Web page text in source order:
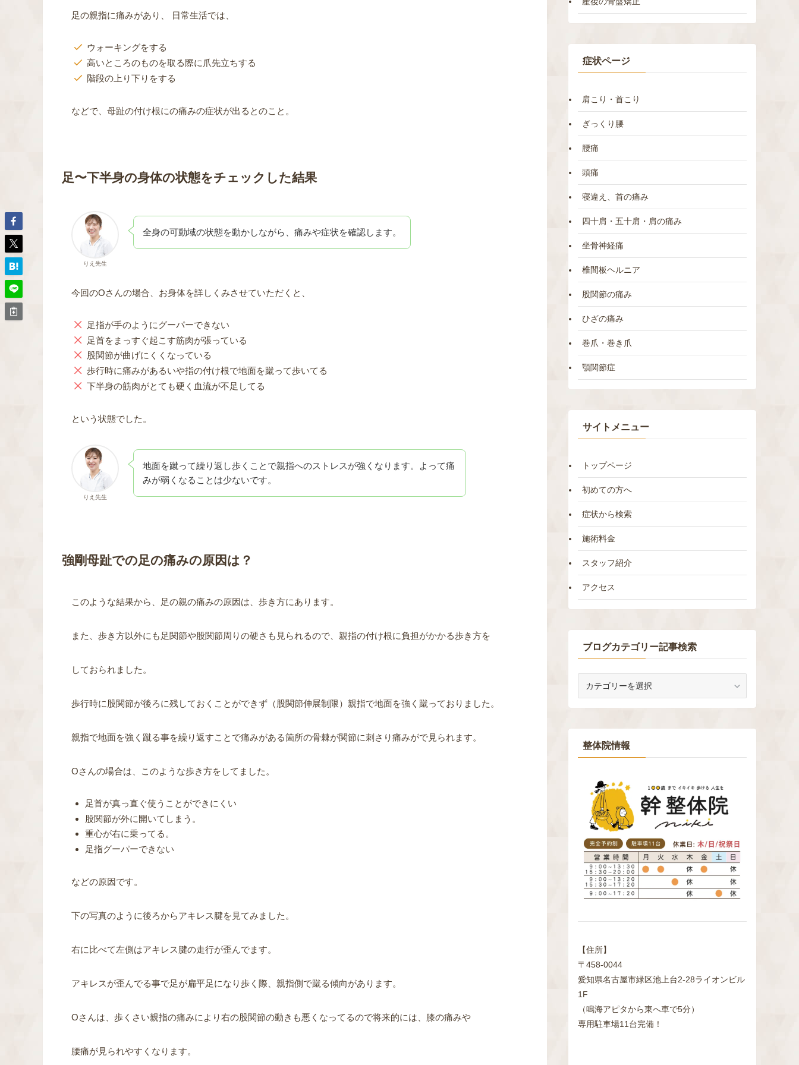
足の親指に痛みがあり、 日常生活では、
ウォーキングをする
高いところのものを取る際に爪先立ちする
階段の上り下りをする
などで、母趾の付け根にの痛みの症状が出るとのこと。
足〜下半身の身体の状態をチェックした結果
りえ先生
全身の可動域の状態を動かしながら、痛みや症状を確認します。
今回のOさんの場合、お身体を詳しくみさせていただくと、
足指が手のようにグーパーできない
足首をまっすぐ起こす筋肉が張っている
股関節が曲げにくくなっている
歩行時に痛みがあるいや指の付け根で地面を蹴って歩いてる
下半身の筋肉がとても硬く血流が不足してる
という状態でした。
りえ先生
地面を蹴って繰り返し歩くことで親指へのストレスが強くなります。よって痛
みが弱くなることは少ないです。
強剛母趾での足の痛みの原因は？
このような結果から、足の親の痛みの原因は、歩き方にあります。
また、歩き方以外にも足関節や股関節周りの硬さも見られるので、親指の付け根に負担がかかる歩き方を
しておられました。
歩行時に股関節が後ろに残しておくことができず（股関節伸展制限）親指で地面を強く蹴っておりました。
親指で地面を強く蹴る事を繰り返すことで痛みがある箇所の骨棘が関節に刺さり痛みがで見られます。
Oさんの場合は、このような歩き方をしてました。
足首が真っ直ぐ使うことができにくい
股関節が外に開いてしまう。
重心が右に乗ってる。
足指グーパーできない
などの原因です。
下の写真のように後ろからアキレス腱を見てみました。
右に比べて左側はアキレス腱の走行が歪んでます。
アキレスが歪んでる事で足が扁平足になり歩く際、親指側で蹴る傾向があります。
Oさんは、歩くさい親指の痛みにより右の股関節の動きも悪くなってるので将来的には、膝の痛みや
腰痛が見られやすくなります。
症状ページ
肩こり・首こり
ぎっくり腰
腰痛
頭痛
寝違え、首の痛み
四十肩・五十肩・肩の痛み
坐骨神経痛
椎間板ヘルニア
股関節の痛み
ひざの痛み
巻爪・巻き爪
顎関節症
サイトメニュー
トップページ
初めての方へ
症状から検索
施術料金
スタッフ紹介
アクセス
ブログカテゴリー記事検索
テ
ゴ
リ
整体院情報
【住所】
〒458-0044
愛知県名古屋市緑区池上台2‐28ライオンビル
1F
（鳴海アピタから東へ車で5分）
専用駐車場11台完備！